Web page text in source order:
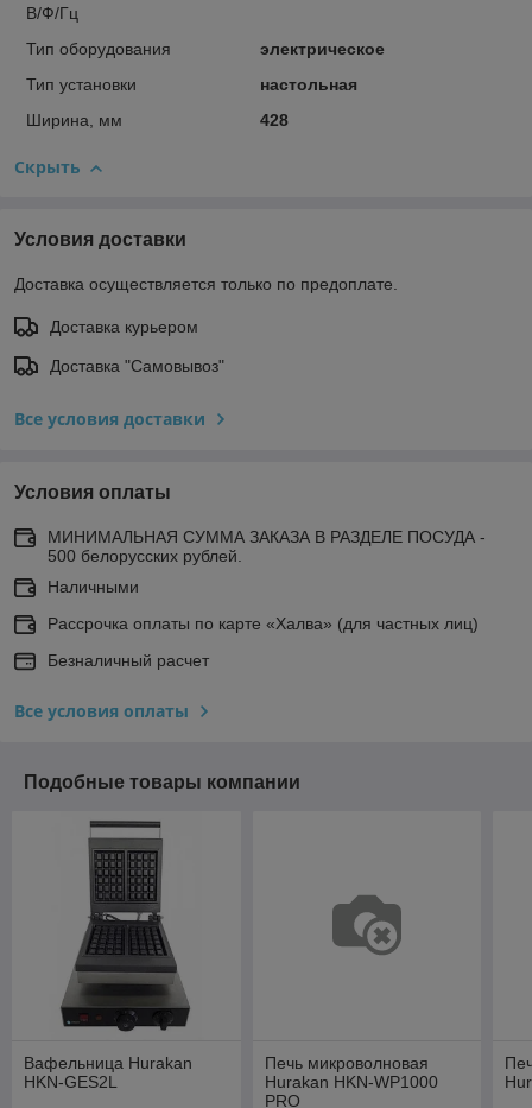
В/Ф/Гц
Тип оборудования
электрическое
Тип установки
настольная
Ширина, мм
428
Скрыть
Условия доставки
Доставка осуществляется только по предоплате.
Доставка курьером
Доставка "Самовывоз"
Все условия доставки
Условия оплаты
МИНИМАЛЬНАЯ СУММА ЗАКАЗА В РАЗДЕЛЕ ПОСУДА -
500 белорусских рублей.
Наличными
Рассрочка оплаты по карте «Халва» (для частных лиц)
Безналичный расчет
Все условия оплаты
Подобные товары компании
Вафельница Hurakan
HKN-GES2L
Печь микроволновая
Hurakan HKN-WP1000
PRO